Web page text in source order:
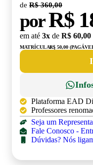
de R$ 360,00
porR$
em até 3x de R$ 60,00
MATRÍCULA:R$ 50,00
Plataforma EAD
Professores
Seja um
Fale Conosco -
Dúvidas? Nós